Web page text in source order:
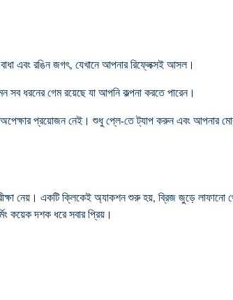
এবং রঙিন জগৎ, যেখানে আপনার রিফ্লেক্সই আসল।
সব ধরনের গেম রয়েছে যা আপনি কল্পনা করতে পারেন।
প্রয়োজন নেই। শুধু প্লে-তে ট্যাপ করুন এবং আপনার
নেয়। একটি ক্লিকেই অ্যাকশন শুরু হয়, ব্রিজ জুড়ে লাফানো
কয়েক দশক ধরে সবার প্রিয়।